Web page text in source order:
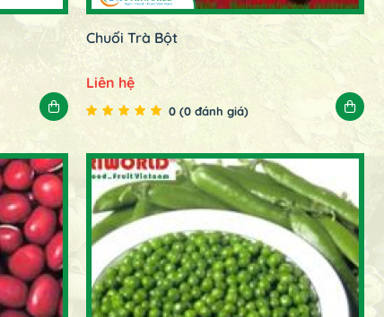
Chuối Trà Bột
Liên hệ
0 (0 đánh giá)